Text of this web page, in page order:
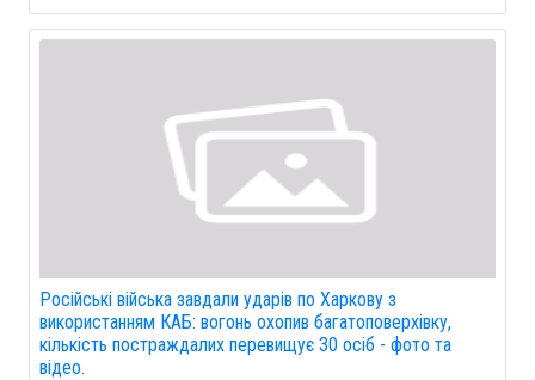
Російські війська завдали ударів по Харкову з
використанням КАБ: вогонь охопив багатоповерхівку,
кількість постраждалих перевищує 30 осіб - фото та
відео.